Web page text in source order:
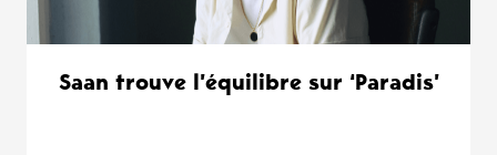
Saan trouve l’équilibre sur ‘Paradis’